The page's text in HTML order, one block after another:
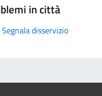
in città
Segnala disservizio